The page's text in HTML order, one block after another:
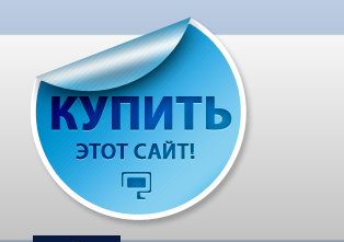
к
содержимому